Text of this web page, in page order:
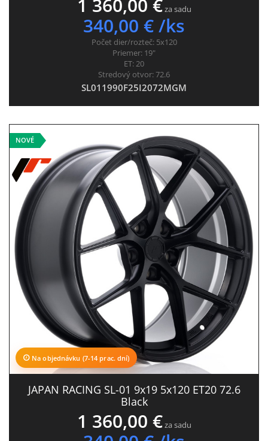
1 360,00 €za sadu
340,00 € /ks
Počet dier/rozteč: 5x120
Priemer: 19"
ET:20
Stredový otvor:72.6
SL011990F25I2072MGM
NOVÉ
Na objednávku (7-14 prac. dní)
JAPAN RACING SL-01 9x19 5x120 ET20 72.6
Black
1 360,00 €za sadu